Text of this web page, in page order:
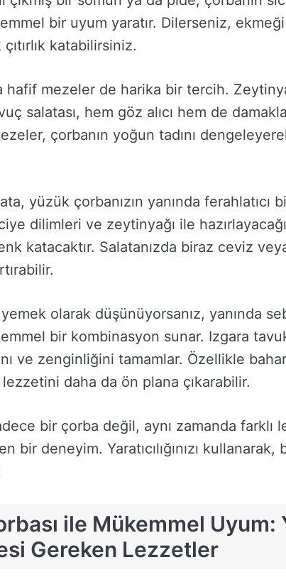
bir uyum yaratır. Dilerseniz, ekmeği
katabilirsiniz.
hafif mezeler de harika bir tercih.
salatası, hem göz alıcı hem de
çorbanın yoğun tadını
yüzük çorbanızın yanında ferahlatıcı
dilimleri ve zeytinyağı ile
katacaktır. Salatanızda biraz ceviz
olarak düşünüyorsanız, yanında
bir kombinasyon sunar. Izgara
ve zenginliğini tamamlar. Özellikle
lezzetini daha da ön plana çıkarabilir.
bir çorba değil, aynı zamanda farklı
bir deneyim. Yaratıcılığınızı kullanarak,
ile Mükemmel Uyum:
Gereken Lezzetler